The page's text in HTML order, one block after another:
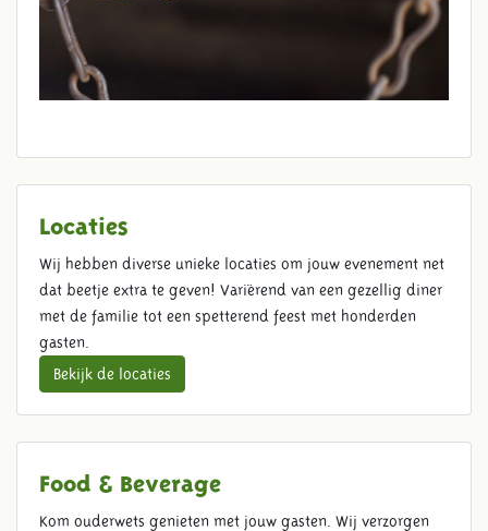
Locaties
Wij hebben diverse unieke locaties om jouw evenement net
dat beetje extra te geven! Variërend van een gezellig diner
met de familie tot een spetterend feest met honderden
gasten.
Bekijk de locaties
Food & Beverage
Kom ouderwets genieten met jouw gasten. Wij verzorgen